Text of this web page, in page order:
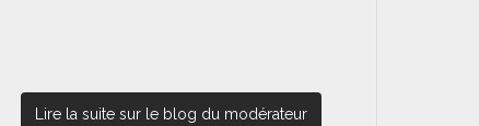
Lire la suite sur le blog du modérateur